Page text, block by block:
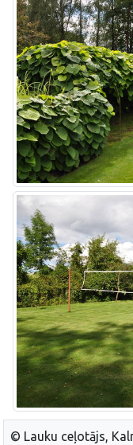
© Lauku ceļotājs,